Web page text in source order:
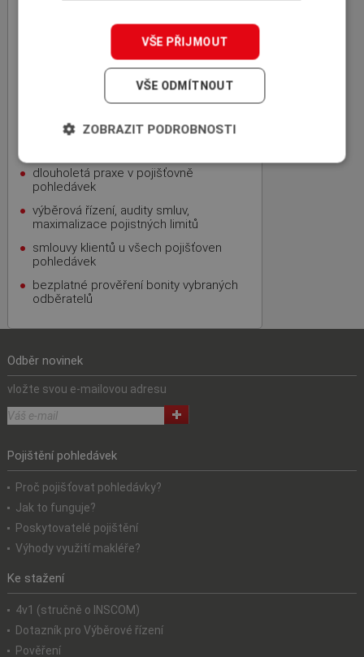
zkušenosti z mezinárodní sítě
specializovaných makléřů ICBA
nezávislost, nejvýhodnější nabídka,
úspora času a kapacity vašich
zkušenosti s Credit
dlouholetá praxe v pojišťovně
pohledávek
výběrová řízení, audity smluv,
maximalizace pojistných limitů
smlouvy klientů u všech pojišťoven
pohledávek
bezplatné prověření bonity vybraných
odběratelů
Odběr novinek
vložte svou e-mailovou adresu
Pojištění pohledávek
Proč pojišťovat pohledávky?
Jak to funguje?
Poskytovatelé pojištění
Výhody využití makléře?
Ke stažení
4v1 (stručně o INSCOM)
Dotazník pro Výběrové řízení
Pověření
VŠE PŘIJMOUT
VŠE ODMÍTNOUT
ZOBRAZIT PODROBNOSTI